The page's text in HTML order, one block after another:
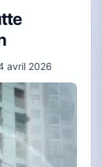
avril 2026